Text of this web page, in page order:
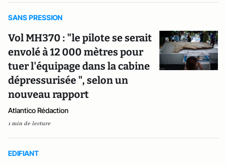
SANS PRESSION
Vol MH370 : "le pilote se serait
envolé à 12 000 mètres pour
tuer l'équipage dans la cabine
dépressurisée ", selon un
nouveau rapport
Atlantico Rédaction
1 min de lecture
EDIFIANT